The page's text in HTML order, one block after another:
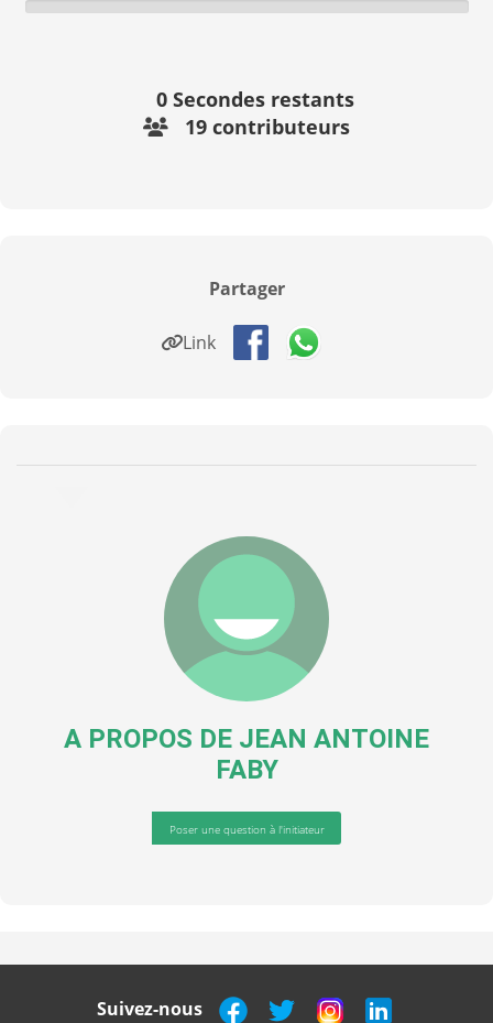
0Secondes restants
19 contributeurs
Partager
Link
A PROPOS DE JEAN ANTOINE
FABY
Poser une question à l'initiateur
Suivez-nous